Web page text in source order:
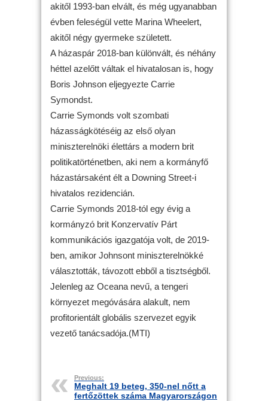
akitől 1993-ban elvált, és még ugyanabban
évben feleségül vette Marina Wheelert,
akitől négy gyermeke született.
A házaspár 2018-ban különvált, és néhány
héttel azelőtt váltak el hivatalosan is, hogy
Boris Johnson eljegyezte Carrie
Symondst.
Carrie Symonds volt szombati
házasságkötéséig az első olyan
miniszterelnöki élettárs a modern brit
politikatörténetben, aki nem a kormányfő
házastársaként élt a Downing Street-i
hivatalos rezidencián.
Carrie Symonds 2018-tól egy évig a
kormányzó brit Konzervatív Párt
kommunikációs igazgatója volt, de 2019-
ben, amikor Johnsont miniszterelnökké
választották, távozott ebből a tisztségből.
Jelenleg az Oceana nevű, a tengeri
környezet megóvására alakult, nem
profitorientált globális szervezet egyik
vezető tanácsadója.(MTI)
Previous:
Meghalt 19 beteg, 350-nel nőtt a
fertőzöttek száma Magyarországon